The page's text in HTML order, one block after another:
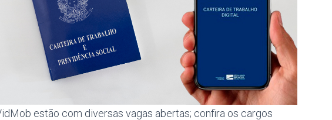
estão com diversas vagas abertas; confira os cargos